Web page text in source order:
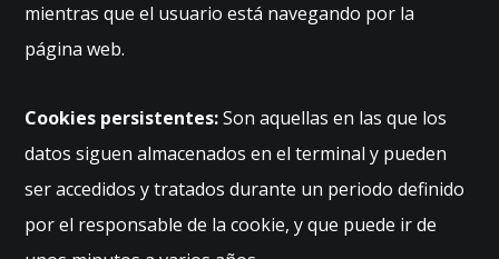
mientras que el usuario está navegando por la
página web.
Cookies persistentes:Son aquellas en las que los
datos siguen almacenados en el terminal y pueden
ser accedidos y tratados durante un periodo definido
por el responsable de la cookie, y que puede ir de
N
e
s
a
a